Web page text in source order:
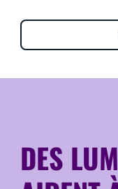
DES